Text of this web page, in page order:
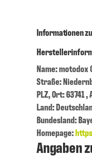
Informationen
Name: motodox
Straße:
PLZ, Ort: 63741
Land:
Bundesland:
Homepage:
Angaben